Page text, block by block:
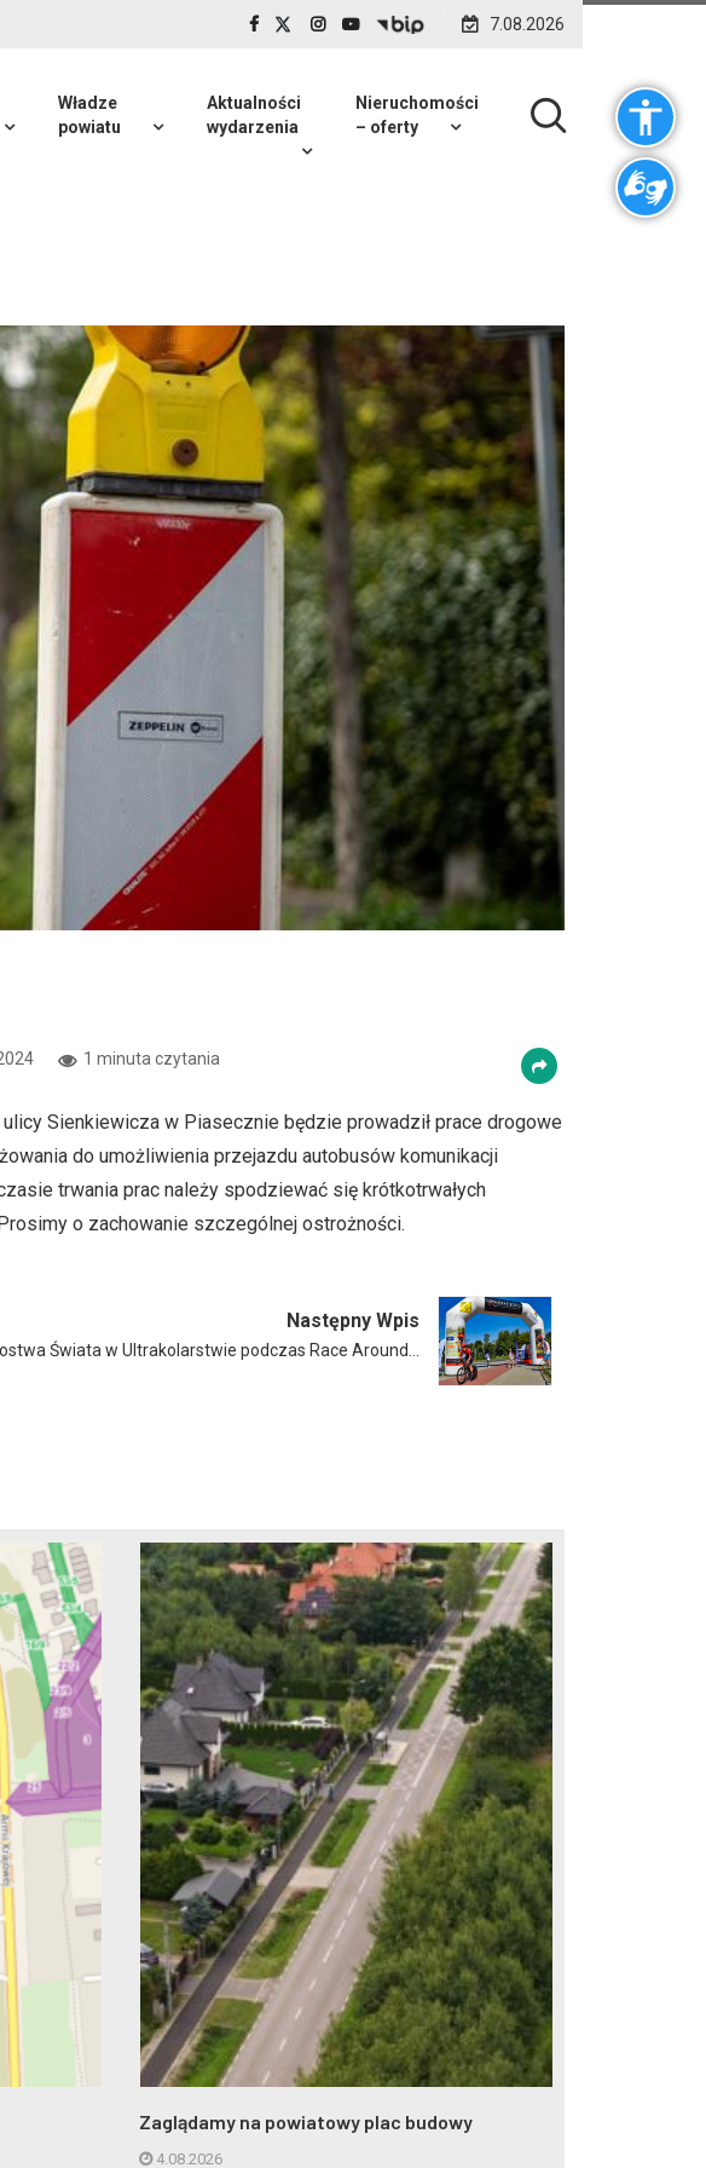
7.08.2026
Władze
powiatu
Aktualności
wydarzenia
Nieruchomości
– oferty
1 minuta czytania
Sienkiewicza w Piasecznie będzie prowadził prace drogowe
do umożliwienia przejazdu autobusów komunikacji
trwania prac należy spodziewać się krótkotrwałych
o zachowanie szczególnej ostrożności.
Następny Wpis
Świata w Ultrakolarstwie podczas Race Around…
Zaglądamy na powiatowy plac budowy
4.08.2026